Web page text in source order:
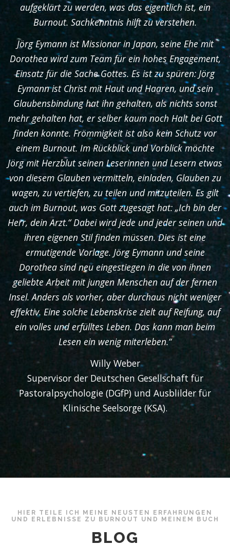
aufgeklärt zu werden, was das eigentlich ist, ein
Burnout. Sachkenntnis hilft zu verstehen.
Jörg Eymann ist Missionar in Japan, seine Ehe mit
Dorothea wird zum Team für ein hohes Engagement,
Einsatz für die Sache Gottes. Es ist zu spüren: Jörg
Eymann ist Christ mit Haut und Haaren, und sein
Glaubensbindung hat ihn gehalten, als nichts sonst
mehr gehalten hat, er selber kaum noch Halt bei Gott
finden konnte. Frömmigkeit ist also kein Schutz vor
einem Burnout. Im Rückblick und Vorblick möchte
Jörg mit Herzblut seinen Leserinnen und Lesern etwas
von diesem Glauben vermitteln, einladen, Glauben zu
wagen, zu vertiefen, zu teilen und mitzuteilen. Es gilt
auch im Burnout, was Gott zugesagt hat: „Ich bin der
Herr, dein Arzt.“ Dabei wird jede und jeder seinen und
ihren eigenen Stil finden müssen. Dies ist eine
ermutigende Vorlage. Jörg Eymann und seine
Dorothea sind neu eingestiegen in die von ihnen
geliebte Arbeit mit jungen Menschen auf der fernen
Insel. Anders als vorher, aber durchaus nicht weniger
effektiv. Eine solche Lebenskrise zielt auf Reifung, auf
ein volles und erfülltes Leben. Das kann man beim
Lesen ein wenig miterleben.“
Willy Weber
Supervisor der Deutschen Gesellschaft für
Pastoralpsychologie (DGfP) und Ausblilder für
Klinische Seelsorge (KSA).
HIER TEILE ICH MEINE NEUSTEN ERFAHRUNGEN
UND ERLEBNISSE ZU BURNOUT UND MEINEM BUCH
BLOG